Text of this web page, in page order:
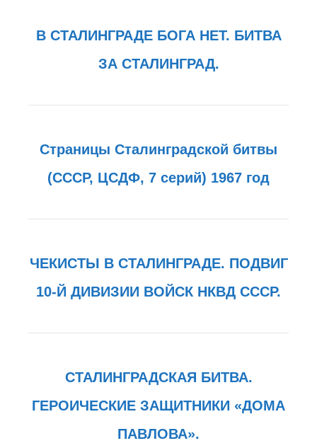
В СТАЛИНГРАДЕ БОГА НЕТ. БИТВА
ЗА СТАЛИНГРАД.
Страницы Сталинградской битвы
(СССР, ЦСДФ, 7 серий) 1967 год
ЧЕКИСТЫ В СТАЛИНГРАДЕ. ПОДВИГ
10-Й ДИВИЗИИ ВОЙСК НКВД СССР.
СТАЛИНГРАДСКАЯ БИТВА.
ГЕРОИЧЕСКИЕ ЗАЩИТНИКИ «ДОМА
ПАВЛОВА».